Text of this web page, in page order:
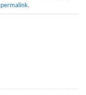
permalink.